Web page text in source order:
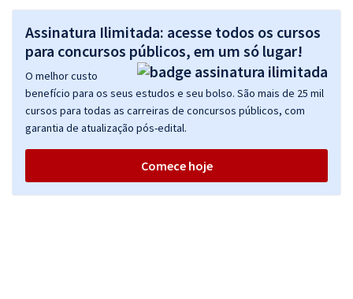
Assinatura Ilimitada: acesse todos os cursos
para concursos públicos, em um só lugar!
O melhor custo
benefício para os seus estudos e seu bolso. São mais de 25 mil
cursos para todas as carreiras de concursos públicos, com
garantia de atualização pós-edital.
Comece hoje